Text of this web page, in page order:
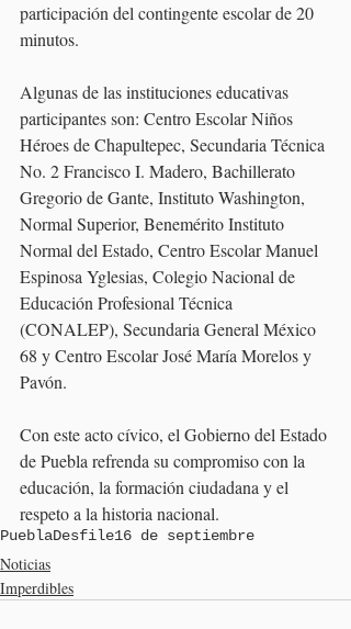
participación del contingente escolar de 20
minutos.
Algunas de las instituciones educativas
participantes son: Centro Escolar Niños
Héroes de Chapultepec, Secundaria Técnica
No. 2 Francisco I. Madero, Bachillerato
Gregorio de Gante, Instituto Washington,
Normal Superior, Benemérito Instituto
Normal del Estado, Centro Escolar Manuel
Espinosa Yglesias, Colegio Nacional de
Educación Profesional Técnica
(CONALEP), Secundaria General México
68 y Centro Escolar José María Morelos y
Pavón.
Con este acto cívico, el Gobierno del Estado
de Puebla refrenda su compromiso con la
educación, la formación ciudadana y el
respeto a la historia nacional.
PueblaDesfile16 de septiembre
Noticias
Imperdibles